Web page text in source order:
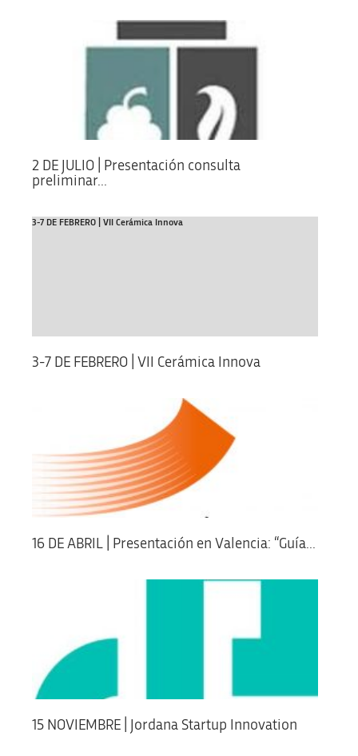
2 DE JULIO | Presentación consulta
preliminar...
3-7 DE FEBRERO | VII Cerámica Innova
3-7 DE FEBRERO | VII Cerámica Innova
16 DE ABRIL | Presentación en Valencia: “Guía...
15 NOVIEMBRE | Jordana Startup Innovation